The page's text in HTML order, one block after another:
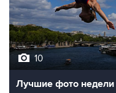
10
Лучшие фото недели